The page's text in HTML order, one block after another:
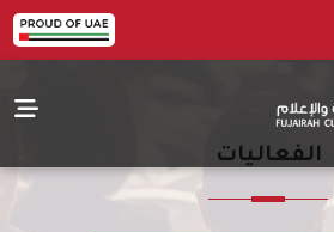
الفعاليات